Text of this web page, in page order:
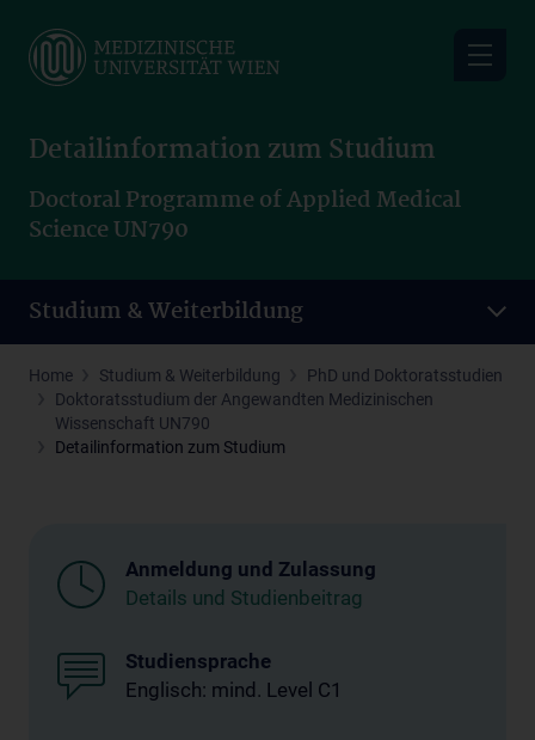
main
Detailinformation zum Studium
Doctoral Programme of Applied Medical
Science UN790
Studium & Weiterbildung
Home Studium & Weiterbildung
PhD und Doktoratsstudien
Doktoratsstudium der Angewandten Medizinischen
Wissenschaft UN790
Detailinformation zum Studium
Anmeldung und Zulassung
Details und Studienbeitrag
Studiensprache
Englisch: mind. Level C1